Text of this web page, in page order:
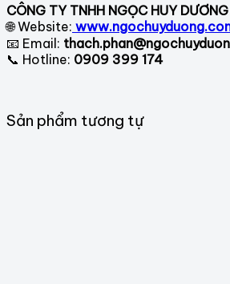
CÔNG TY TNHH NGỌC HUY DƯƠNG
🌐 Website:
📧 Email:
📞 Hotline: 0909 399 174
Sản phẩm tương tự